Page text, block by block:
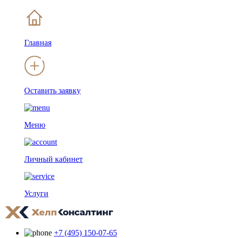
Главная
Оставить заявку
Меню
Личный кабинет
Услуги
+7 (495) 150-07-65